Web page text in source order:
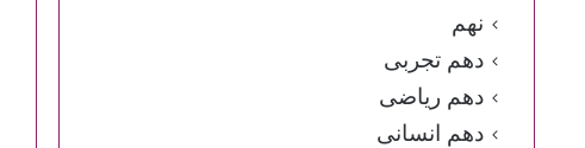
نهم
دهم تجربی
دهم ریاضی
دهم انسانی